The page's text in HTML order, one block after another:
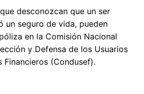
desconozcan que un ser
un seguro de vida, pueden
en la Comisión Nacional
y Defensa de los Usuarios
Financieros (Condusef).